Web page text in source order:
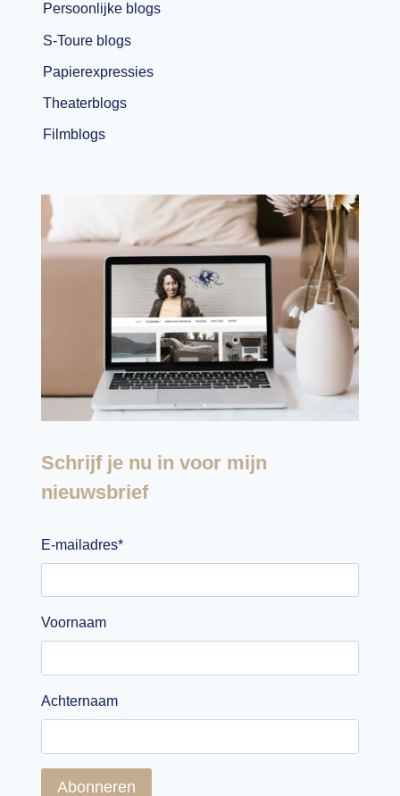
Persoonlijke blogs
S-Toure blogs
Papierexpressies
Theaterblogs
Filmblogs
Schrijf je nu in voor mijn
nieuwsbrief
E-mailadres*
Voornaam
Achternaam
Abonneren